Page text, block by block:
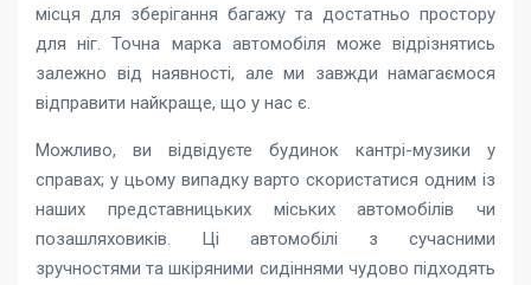
місця для зберігання багажу та достатньо простору
для ніг. Точна марка автомобіля може відрізнятись
залежно від наявності, але ми завжди намагаємося
відправити найкраще, що у нас є.
Можливо, ви відвідуєте будинок кантрі-музики у
справах; у цьому випадку варто скористатися одним із
наших представницьких міських автомобілів чи
позашляховиків. Ці автомобілі з сучасними
зручностями та шкіряними сидіннями чудово підходять